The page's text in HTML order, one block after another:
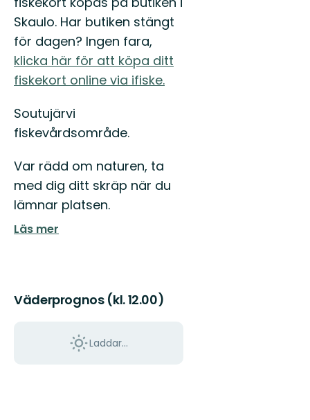
Skaulo. Har butiken stängt
för dagen? Ingen fara,
klicka här för att köpa ditt
fiskekort online via ifiske.
Soutujärvi
fiskevårdsområde.
Var rädd om naturen, ta
med dig ditt skräp när du
lämnar platsen.
Läs mer
Väderprognos (kl. 12.00)
Laddar...